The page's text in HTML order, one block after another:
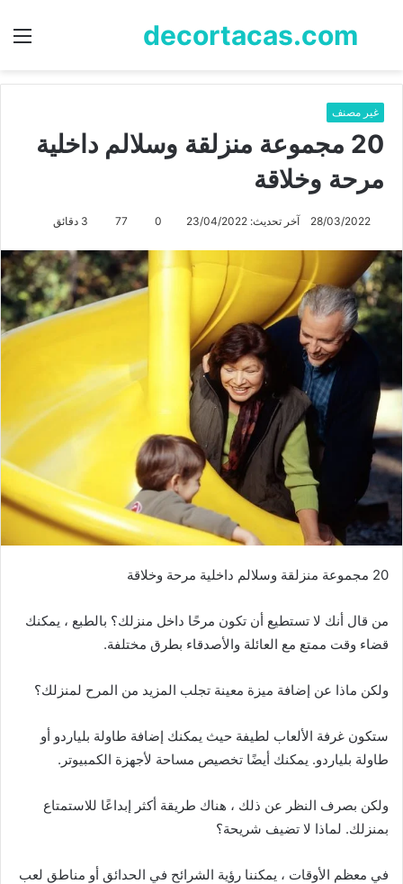
decortacas.com
بحث
غير مصنف
20 مجموعة منزلقة وسلالم داخلية
مرحة وخلاقة
28/03/2022 آخر تحديث: 23/04/2022 0
77
20 مجموعة منزلقة وسلالم داخلية مرحة وخلاقة
من قال أنك لا تستطيع أن تكون مرحًا داخل منزلك؟ بالطبع ، يمكنك
قضاء وقت ممتع مع العائلة والأصدقاء بطرق مختلفة.
ولكن ماذا عن إضافة ميزة معينة تجلب المزيد من المرح لمنزلك؟
ستكون غرفة الألعاب لطيفة حيث يمكنك إضافة طاولة بلياردو أو
طاولة بلياردو. يمكنك أيضًا تخصيص مساحة لأجهزة الكمبيوتر.
ولكن بصرف النظر عن ذلك ، هناك طريقة أكثر إبداعًا للاستمتاع
بمنزلك. لماذا لا تضيف شريحة؟
في معظم الأوقات ، يمكننا رؤية الشرائح في الحدائق أو مناطق لعب